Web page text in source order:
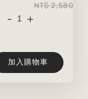
- +
NT$ 2,580
加入購物車